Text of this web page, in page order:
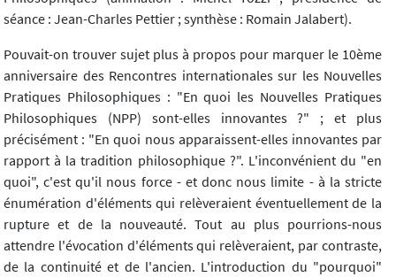
séance : Jean-Charles Pettier ; synthèse : Romain Jalabert).
Pouvait-on trouver sujet plus à propos pour marquer le 10ème
anniversaire des Rencontres internationales sur les Nouvelles
Pratiques Philosophiques : "En quoi les Nouvelles Pratiques
Philosophiques (NPP) sont-elles innovantes ?" ; et plus
précisément : "En quoi nous apparaissent-elles innovantes par
rapport à la tradition philosophique ?". L'inconvénient du "en
quoi", c'est qu'il nous force - et donc nous limite - à la stricte
énumération d'éléments qui relèveraient éventuellement de la
rupture et de la nouveauté. Tout au plus pourrions-nous
attendre l'évocation d'éléments qui relèveraient, par contraste,
de la continuité et de l'ancien. L'introduction du "pourquoi"